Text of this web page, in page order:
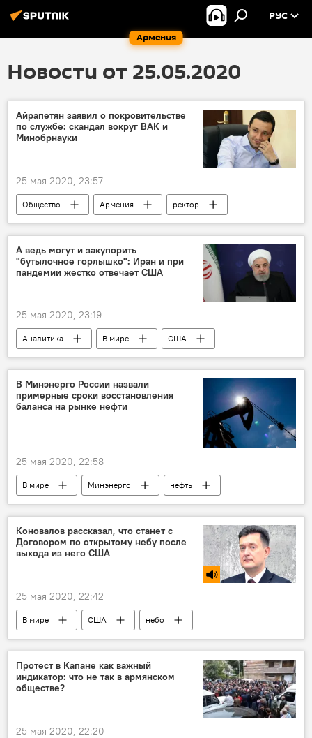
Армения
РУС
Новости от 25.05.2020
Айрапетян заявил о покровительстве
по службе: скандал вокруг ВАК и
Минобрнауки
25 мая 2020, 23:57
Общество Армения
ректор
ВАК
скандал
А ведь могут и закупорить
"бутылочное горлышко": Иран и при
пандемии жестко отвечает США
25 мая 2020, 23:19
Аналитика В мире
США
Пандемия
Иран
В Минэнерго России назвали
примерные сроки восстановления
баланса на рынке нефти
25 мая 2020, 22:58
В мире Минэнерго нефть
Коновалов рассказал, что станет с
Договором по открытому небу после
выхода из него США
25 мая 2020, 22:42
В мире США
небо
Договор
Голос политолог
Протест в Капане как важный
индикатор: что не так в армянском
обществе?
25 мая 2020, 22:20